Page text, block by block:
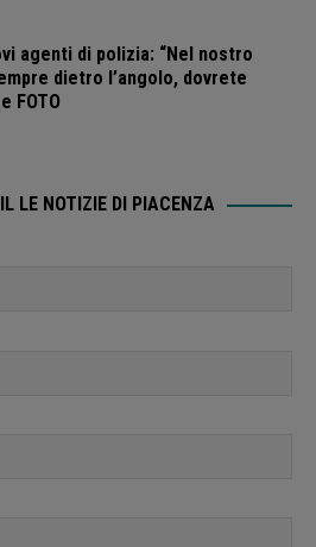
agenti di polizia: “Nel nostro
dietro l’angolo, dovrete
FOTO
LE NOTIZIE DI PIACENZA